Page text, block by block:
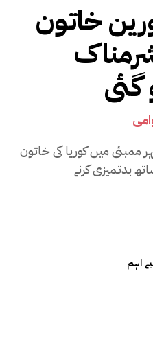
خاتون
گئی
ممبئی میں کوریا کی خاتون
اہم